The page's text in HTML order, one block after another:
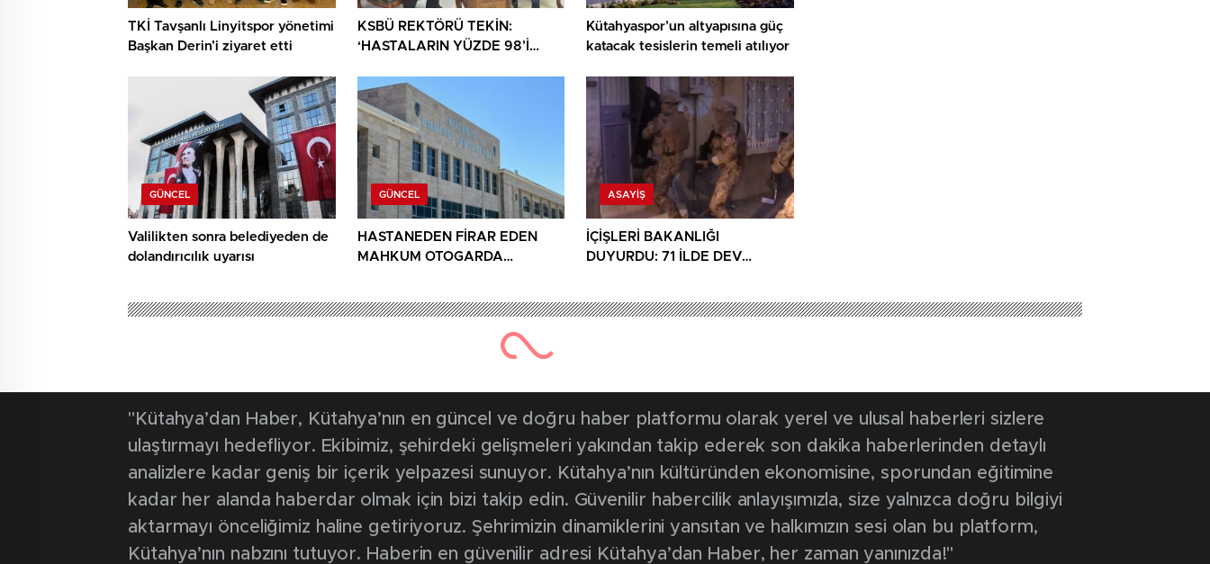
TKİ Tavşanlı Linyitspor yönetimi
Başkan Derin’i ziyaret etti
KSBÜ REKTÖRÜ TEKİN:
‘HASTALARIN YÜZDE 98’İ
TEDAVİ OLUYOR’
Kütahyaspor’un altyapısına güç
katacak tesislerin temeli atılıyor
GÜNCEL
Valilikten sonra belediyeden de
dolandırıcılık uyarısı
GÜNCEL
HASTANEDEN FİRAR EDEN
MAHKUM OTOGARDA
ASAYIŞ
İÇİŞLERİ BAKANLIĞI
DUYURDU: 71 İLDE DEV
992 kez okunmuştur
Park halindeki otomobil alev alev yandı
GÜNCEL